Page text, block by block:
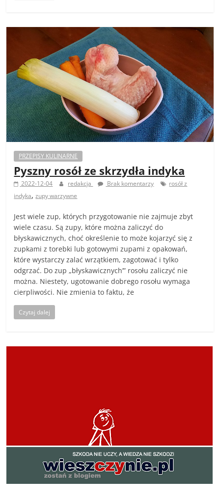
PRZEPISY KULINARNE
Pyszny rosół ze skrzydła indyka
2022-12-04 redakcja Brak komentarzy
rosół z
indyka,zupy warzywne
Jest wiele zup, których przygotowanie nie zajmuje zbyt
wiele czasu. Są zupy, które można zaliczyć do
błyskawicznych, choć określenie to może kojarzyć się z
zupkami z torebki lub gotowymi zupami z opakowań,
które wystarczy zalać wrzątkiem, zagotować i tylko
odgrzać. Do zup „błyskawicznych’” rosołu zaliczyć nie
można. Niestety, ugotowanie dobrego rosołu wymaga
cierpliwości. Nie zmienia to faktu, że
Czytaj dalej